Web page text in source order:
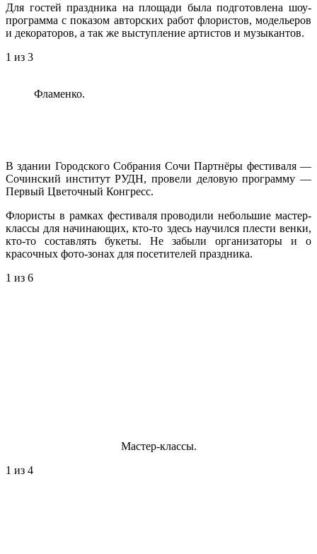
Для гостей праздника на площади была подготовлена шоу-
программа с показом авторских работ флористов, модельеров
и декораторов, а так же выступление артистов и музыкантов.
1 из 3
Фламенко.
В здании Городского Собрания Сочи Партнёры фестиваля —
Сочинский институт РУДН, провели деловую программу —
Первый Цветочный Конгресс.
Флористы в рамках фестиваля проводили небольшие мастер-
классы для начинающих, кто-то здесь научился плести венки,
кто-то составлять букеты. Не забыли организаторы и о
красочных фото-зонах для посетителей праздника.
1 из 6
Мастер-классы.
1 из 4